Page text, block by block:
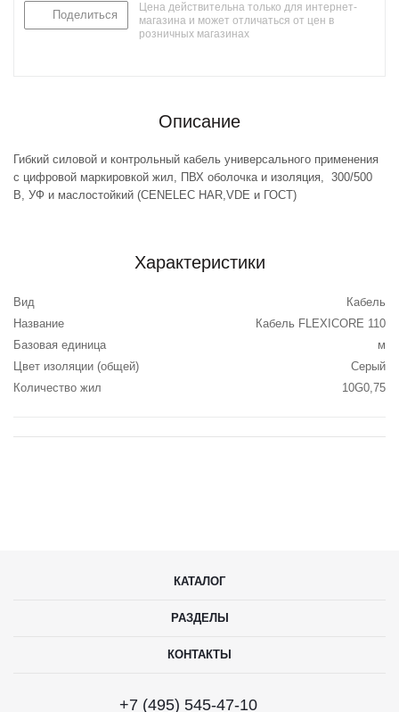
Поделиться
Цена действительна только для интернет-
магазина и может отличаться от цен в
розничных магазинах
Описание
Гибкий силовой и контрольный кабель универсального применения
с цифровой маркировкой жил, ПВХ оболочка и изоляция, 300/500
В, УФ и маслостойкий (CENELEC HAR,VDE и ГОСТ)
Характеристики
Вид
Кабель
Название
Кабель FLEXICORE 110
Базовая единица
м
Цвет изоляции (общей)
Серый
Количество жил
10G0,75
КАТАЛОГ
РАЗДЕЛЫ
КОНТАКТЫ
+7 (495) 545-47-10